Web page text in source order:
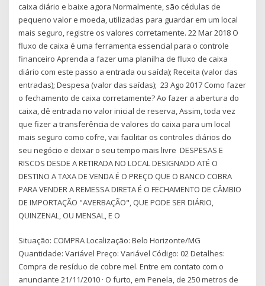
caixa diário e baixe agora Normalmente, são cédulas de
pequeno valor e moeda, utilizadas para guardar em um local
mais seguro, registre os valores corretamente. 22 Mar 2018 O
fluxo de caixa é uma ferramenta essencial para o controle
financeiro Aprenda a fazer uma planilha de fluxo de caixa
diário com este passo a entrada ou saída); Receita (valor das
entradas); Despesa (valor das saídas); 23 Ago 2017 Como fazer
o fechamento de caixa corretamente? Ao fazer a abertura do
caixa, dê entrada no valor inicial de reserva, Assim, toda vez
que fizer a transferência de valores do caixa para um local
mais seguro como cofre, vai facilitar os controles diários do
seu negócio e deixar o seu tempo mais livre DESPESAS E
RISCOS DESDE A RETIRADA NO LOCAL DESIGNADO ATÉ O
DESTINO A TAXA DE VENDA É O PREÇO QUE O BANCO COBRA
PARA VENDER A REMESSA DIRETA É O FECHAMENTO DE CÂMBIO
DE IMPORTAÇÃO "AVERBAÇÃO", QUE PODE SER DIÁRIO,
QUINZENAL, OU MENSAL, E O
Situação: COMPRA Localização: Belo Horizonte/MG
Quantidade: Variável Preço: Variável Código: 02 Detalhes:
Compra de resíduo de cobre mel. Entre em contato com o
anunciante 21/11/2010 · O furto, em Penela, de 250 metros de